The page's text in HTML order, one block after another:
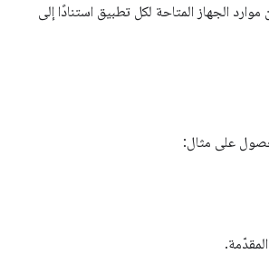
الجهاز المتاحة لكل تطبيق استنادًا إلى
على مثال: